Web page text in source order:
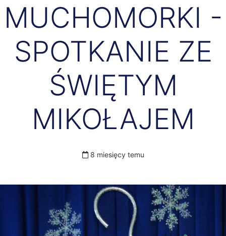
MUCHOMORKI -
SPOTKANIE ZE
ŚWIĘTYM
MIKOŁAJEM
8 miesięcy temu